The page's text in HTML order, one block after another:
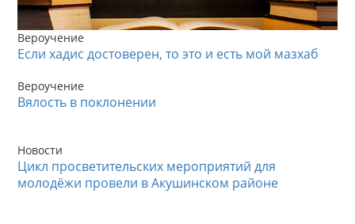
Вероучение
Если хадис достоверен, то это и есть мой мазхаб
Вероучение
Вялость в поклонении
Новости
Цикл просветительских мероприятий для
молодёжи провели в Акушинском районе